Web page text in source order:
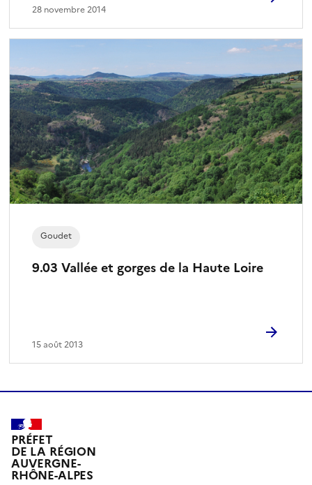
28 novembre 2014
9.03 Vallée et gorges de la Haute Loire
Goudet
15 août 2013
PRÉFET
DE LA RÉGION
AUVERGNE-
RHÔNE-ALPES